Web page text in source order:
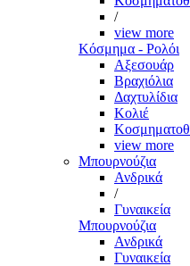
/
view more
Κόσμημα - Ρολόι
Αξεσουάρ
Βραχιόλια
Δαχτυλίδια
Κολιέ
view more
Μπουρνούζια
Ανδρικά
/
Γυναικεία
Μπουρνούζια
Ανδρικά
Γυναικεία